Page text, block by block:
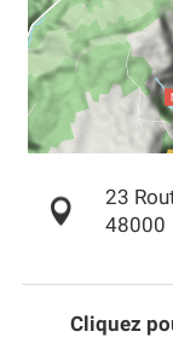
23
48000
Cliquez